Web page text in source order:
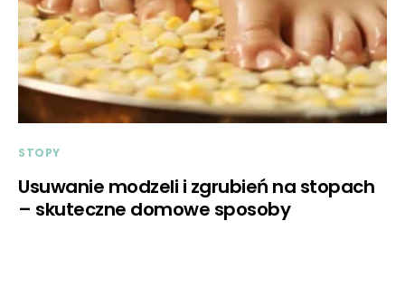
STOPY
Usuwanie modzeli i zgrubień na stopach
– skuteczne domowe sposoby